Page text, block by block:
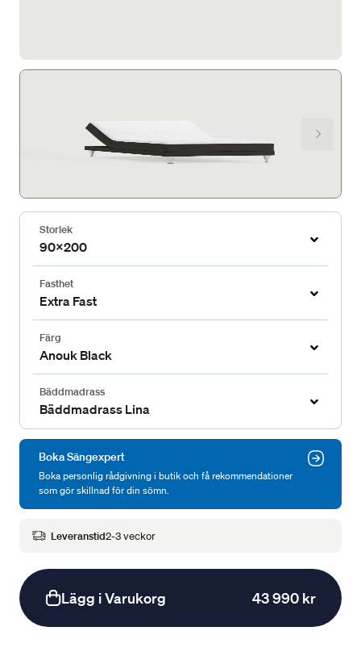
Storlek
90x200
Fasthet
Extra Fast
Färg
Anouk Black
Bäddmadrass
Bäddmadrass Lina
Boka Sängexpert
Boka personlig rådgivning i butik och få rekommendationer
som gör skillnad för din sömn.
Leveranstid2-3 veckor
Lägg i Varukorg 43 990 kr